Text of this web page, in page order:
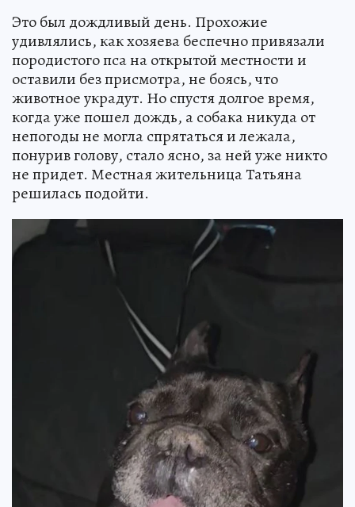
Это был дождливый день. Прохожие
удивлялись, как хозяева беспечно привязали
породистого пса на открытой местности и
оставили без присмотра, не боясь, что
животное украдут. Но спустя долгое время,
когда уже пошел дождь, а собака никуда от
непогоды не могла спрятаться и лежала,
понурив голову, стало ясно, за ней уже никто
не придет. Местная жительница Татьяна
решилась подойти.